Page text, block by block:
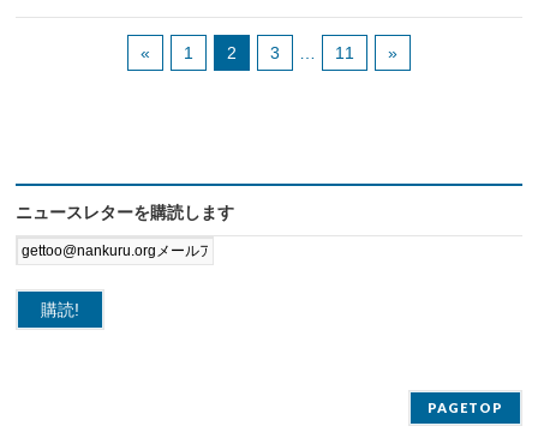
« 1 2 3 11 »
ニュースレターを購読します
PAGETOP